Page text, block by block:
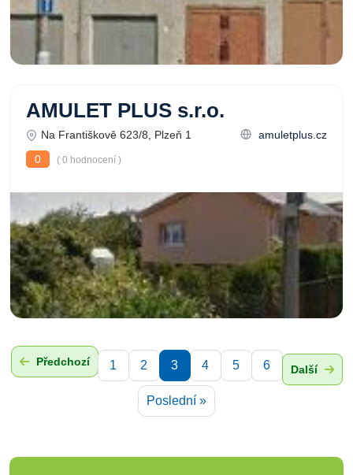
AMULET PLUS s.r.o.
Na Františkově 623/8, Plzeň 1
amuletplus.cz
0
( 0 hodnocení )
Předchozí 1 2 3 4 5 6 Další
Poslední »